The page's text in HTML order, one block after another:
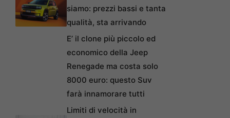
siamo: prezzi bassi e tanta
qualità, sta arrivando
E’ il clone più piccolo ed
economico della Jeep
Renegade ma costa solo
8000 euro: questo Suv
farà innamorare tutti
Limiti di velocità in